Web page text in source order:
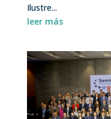
Ilustre...
leer más